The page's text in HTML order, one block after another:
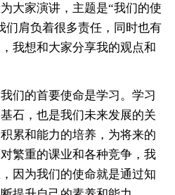
家演讲，主题是“我们的使
们肩负着很多责任，同时也有
我想和大家分享我的观点和
的首要使命是学习。学习
石，也是我们未来发展的关
累和能力的培养，为将来的
繁重的课业和各种竞争，我
因为我们的使命就是通过知